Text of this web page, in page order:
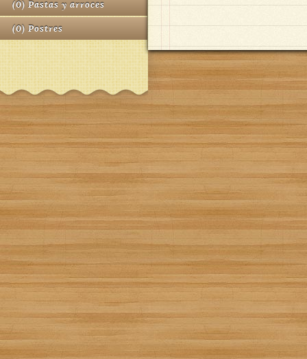
(0) Pastas y arroces
(0) Postres